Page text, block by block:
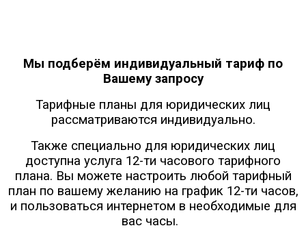
Мы подберём индивидуальный тариф по
Вашему запросу
Тарифные планы для юридических лиц
рассматриваются индивидуально.
Также специально для юридических лиц
доступна услуга 12-ти часового тарифного
плана. Вы можете настроить любой тарифный
план по вашему желанию на график 12-ти часов,
и пользоваться интернетом в необходимые для
вас часы.